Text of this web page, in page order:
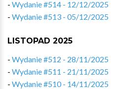
- Wydanie #514 - 12/12/2025
- Wydanie #513 - 05/12/2025
LISTOPAD 2025
- Wydanie #512 - 28/11/2025
- Wydanie #511 - 21/11/2025
- Wydanie #510 - 14/11/2025